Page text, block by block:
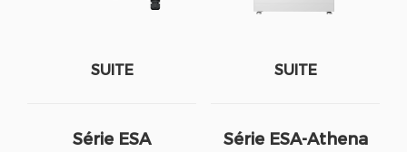
SUITE SUITE
Série ESA Série ESA-Athena